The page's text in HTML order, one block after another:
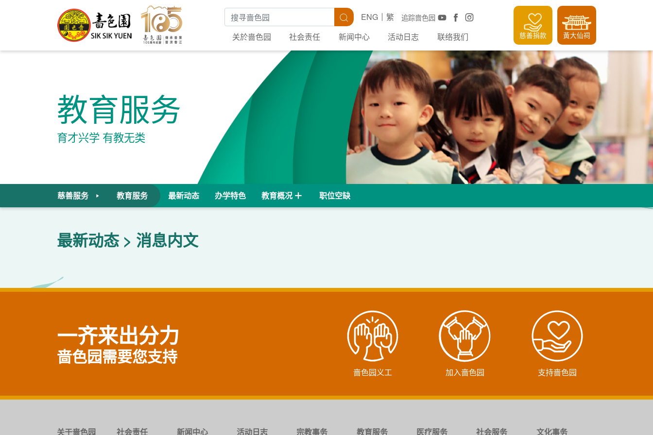
搜寻关键字 搜寻 追踪啬色园
ENG
繁
关於啬色园
社会责任 新闻中心 活动日志 联络我们 慈善捐款 黃大仙祠
教育服务
育才兴学 有教无类
慈善服务 教育服务 最新动态 办学特色 教育概况 职位空缺
最新动态 消息内文
一齐来出分力
啬色园需要您支持
啬色园义工 加入啬色园 支持啬色园
关于啬色园 社会责任 新闻中心 活动日志 宗教事务 教育服务 医疗服务 社会服务 文化事务